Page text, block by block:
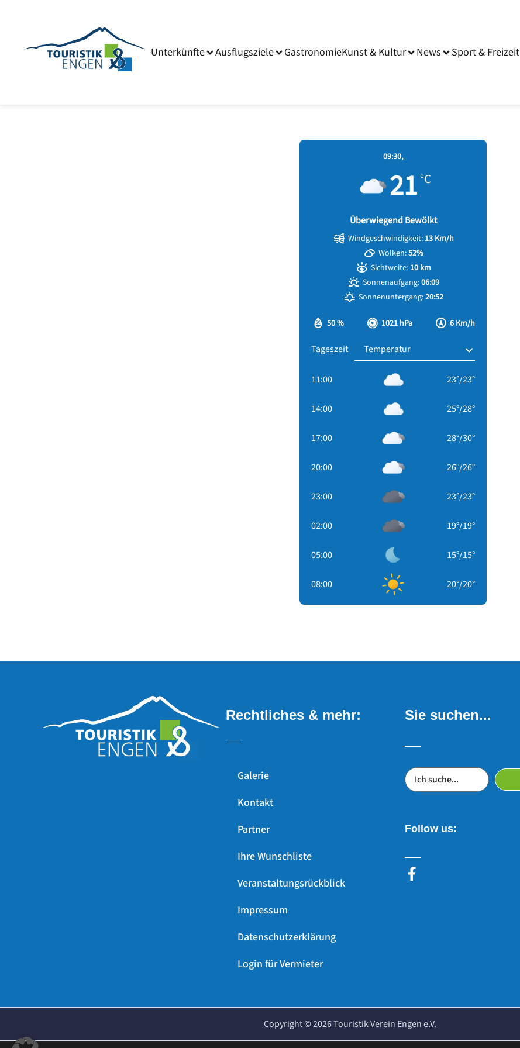
Unterkünfte Ausflugsziele GastronomieKunst & Kultur News Sport & Freizeit
09:30,
21°C
Überwiegend Bewölkt
50 % 1021 hPa 6 Km/h
Windgeschwindigkeit: 13 Km/h
Wolken:52%
Sichtweite: 10 km
Sonnenaufgang:06:09
Sonnenuntergang:20:52
Tageszeit
11:00 23°/23°
14:00 25°/28°
17:00 28°/30°
20:00 26°/26°
23:00 23°/23°
02:00 19°/19°
05:00 15°/15°
08:00 20°/20°
Rechtliches & mehr:
Galerie
Kontakt
Partner
Ihre Wunschliste
Veranstaltungsrückblick
Impressum
Datenschutzerklärung
Login für Vermieter
Sie suchen...
Follow us:
Copyright ©2026Touristik Verein Engen e.V.